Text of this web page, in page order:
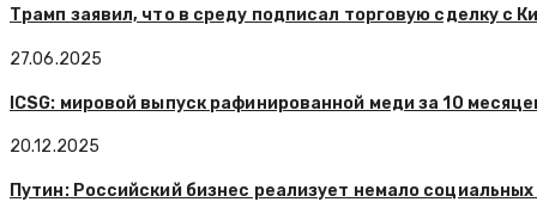
Трамп заявил, что в среду подписал торговую сделку с
27.06.2025
ICSG: мировой выпуск рафинированной меди за 10
20.12.2025
Путин: Российский бизнес реализует немало